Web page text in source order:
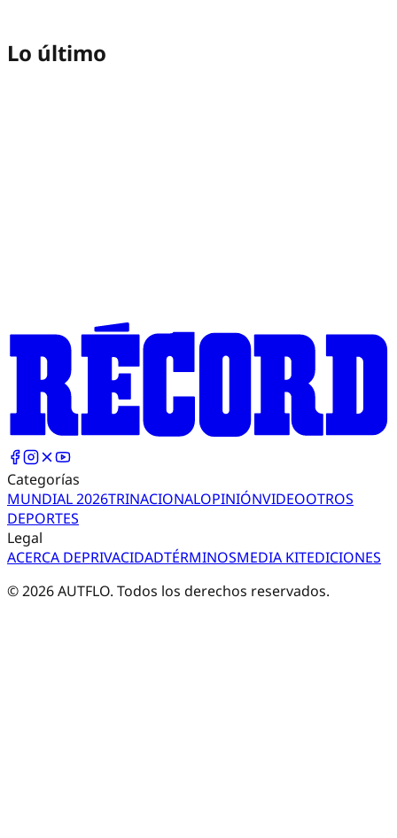
Lo último
Categorías
MUNDIAL 2026TRINACIONALOPINIÓNVIDEOOTROS
DEPORTES
Legal
ACERCA DEPRIVACIDADTÉRMINOSMEDIA KITEDICIONES
©2026AUTFLO. Todos los derechos reservados.